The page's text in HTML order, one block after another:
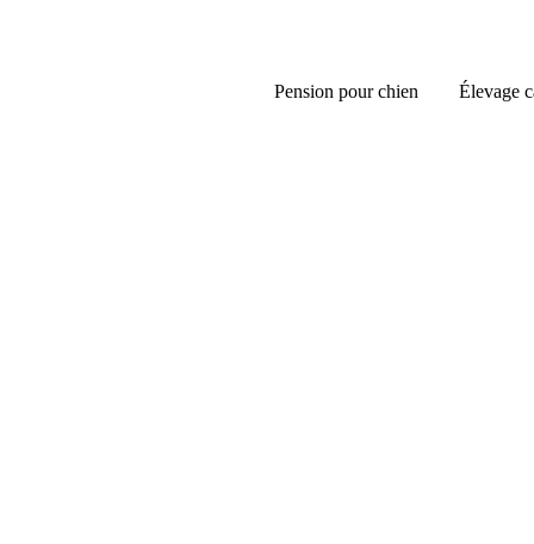
Pension pour chien Élevage